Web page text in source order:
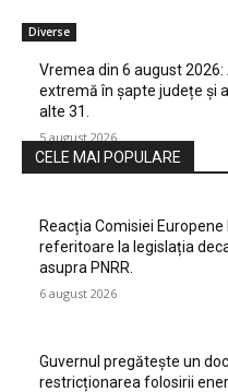
Diverse
Vremea din 6 august
extremă în șapte județe și
alte 31.
5 august 2026
CELE MAI POPULARE
Reacția Comisiei
referitoare la legislația
asupra PNRR.
6 august 2026
Guvernul pregătește un
restricționarea folosirii